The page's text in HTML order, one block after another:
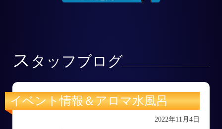
ス タッフブログ
イベント情報＆アロマ水風呂
2022年11月4日